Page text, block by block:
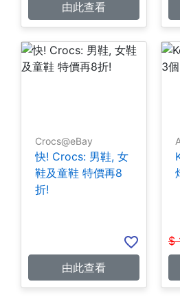
由此查看
Crocs@eBay
快! Crocs: 男鞋, 女
鞋及童鞋 特價再8
折!
由此查看
$